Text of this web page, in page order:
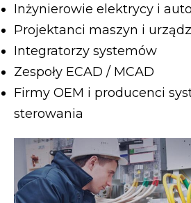
Inżynierowie elektrycy i
Projektanci maszyn i
Integratorzy systemów
Zespoły ECAD / MCAD
Firmy OEM i producenci
sterowania